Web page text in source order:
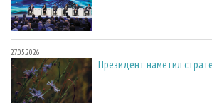
27.05.2026
Президент наметил